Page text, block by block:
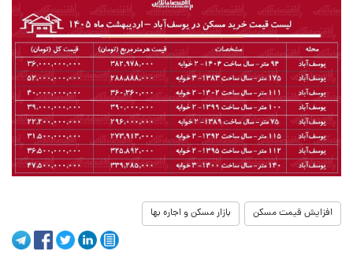
افزایش قیمت مسکن بازار مسکن و اجاره بها